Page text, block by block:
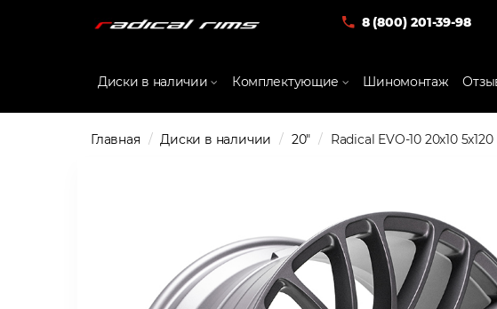
8 (800) 201-39-98
Диски в наличии Комплектующие Шиномонтаж
Главная Диски в наличии 20" Radical EVO-10 20x10